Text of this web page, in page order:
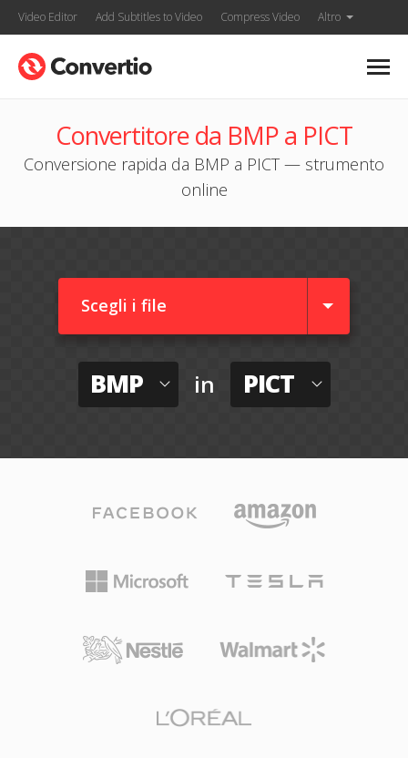
Video Editor Add Subtitles to Video Compress Video Altro
Convertitore da BMP a PICT
Conversione rapida da BMP a PICT — strumento
online
Scegli i file
BMP in PICT